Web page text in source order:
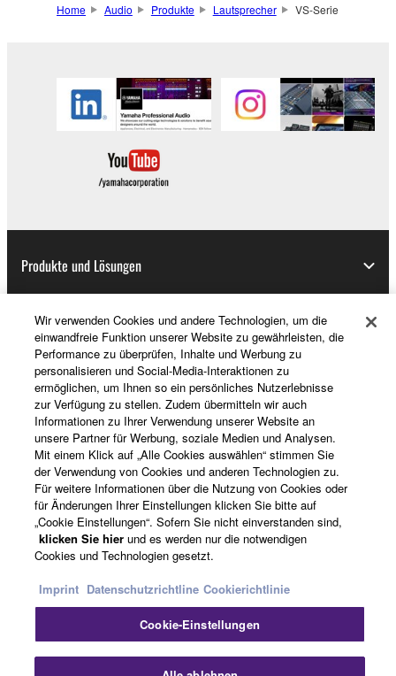
Home Audio Produkte Lautsprecher VS-Serie
Produkte und Lösungen
News
Über Yamaha
Österreich - German
Consumer
Datenschutzerklärung
Cookierichtlinie
© Yamaha Corporation.
Wir verwenden Cookies und andere Technologien, um die
einwandfreie Funktion unserer Website zu gewährleisten, die
Performance zu überprüfen, Inhalte und Werbung zu
personalisieren und Social-Media-Interaktionen zu
ermöglichen, um Ihnen so ein persönliches Nutzerlebnisse
zur Verfügung zu stellen. Zudem übermitteln wir auch
Informationen zu Ihrer Verwendung unserer Website an
unsere Partner für Werbung, soziale Medien und Analysen.
Mit einem Klick auf „Alle Cookies auswählen“ stimmen Sie
der Verwendung von Cookies und anderen Technologien zu.
Für weitere Informationen über die Nutzung von Cookies oder
für Änderungen Ihrer Einstellungen klicken Sie bitte auf
„Cookie Einstellungen“. Sofern Sie nicht einverstanden sind,
klicken Sie hierund es werden nur die notwendigen
Cookies und Technologien gesetzt.
Imprint Datenschutzrichtline Cookierichtlinie
Cookie-Einstellungen